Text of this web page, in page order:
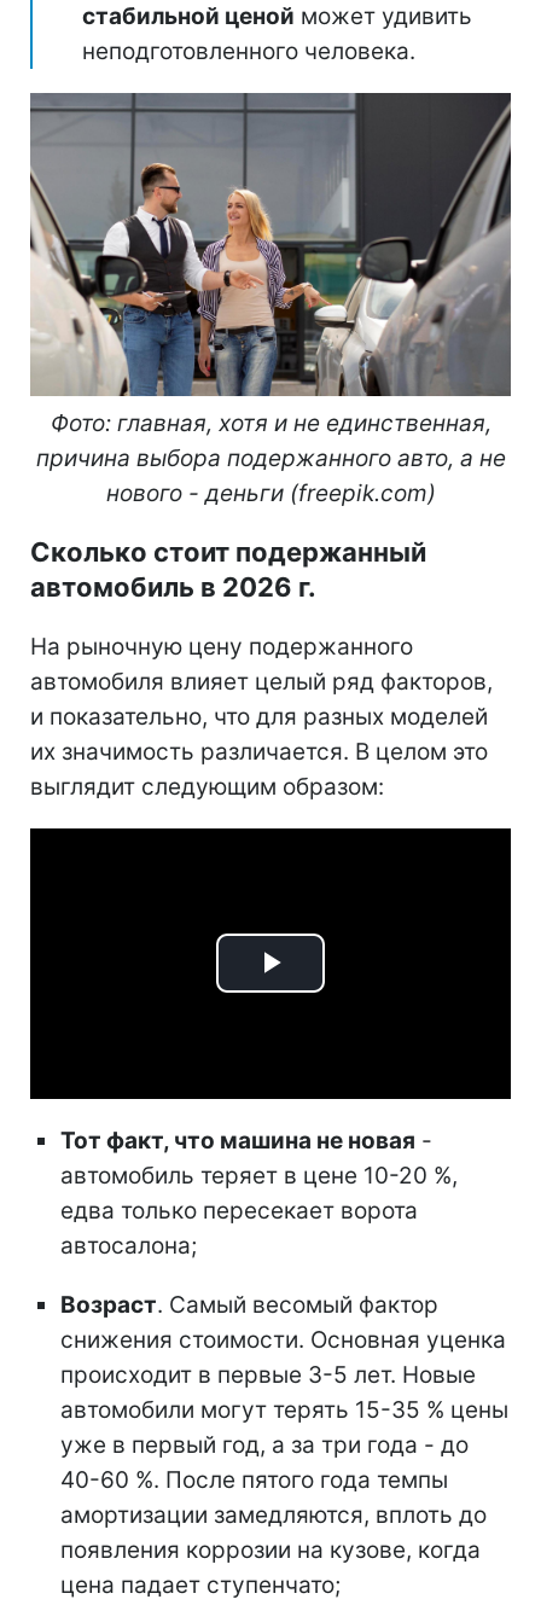
стабильной ценой может удивить
неподготовленного человека.
Фото: главная, хотя и не единственная,
причина выбора подержанного авто, а не
нового - деньги (freepik.com)
Сколько стоит подержанный
автомобиль в 2026 г.
На рыночную цену подержанного
автомобиля влияет целый ряд факторов,
и показательно, что для разных моделей
их значимость различается. В целом это
выглядит следующим образом:
Play
Тот факт, что машина не новая -
автомобиль теряет в цене 10-20 %,
едва только пересекает ворота
автосалона;
Возраст. Самый весомый фактор
снижения стоимости. Основная уценка
происходит в первые 3-5 лет. Новые
автомобили могут терять 15-35 % цены
уже в первый год, а за три года - до
40-60 %. После пятого года темпы
амортизации замедляются, вплоть до
появления коррозии на кузове, когда
цена падает ступенчато;